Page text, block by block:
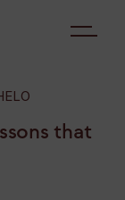
that